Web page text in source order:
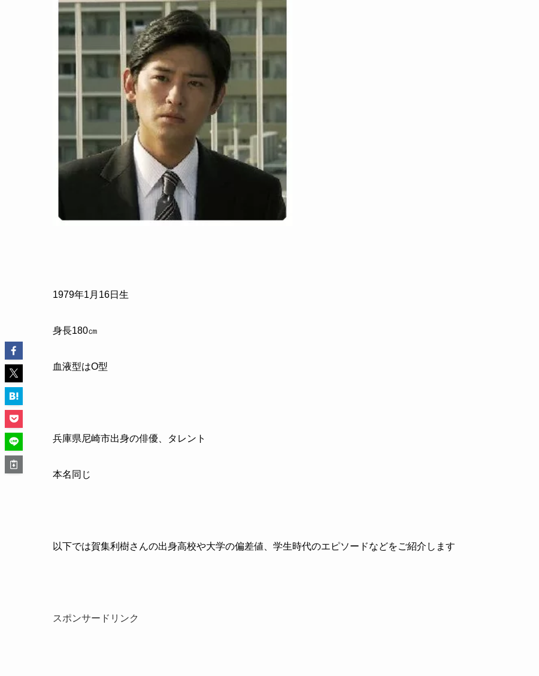
1979年1 月 16日生
身長180㎝
血液型はO型
兵庫県尼崎市出身の俳優、タレント
本名同じ
以下では賀集利樹さんの出身高校や大学の偏差値、学生時代のエピソードなどをご紹介します
スポンサードリンク